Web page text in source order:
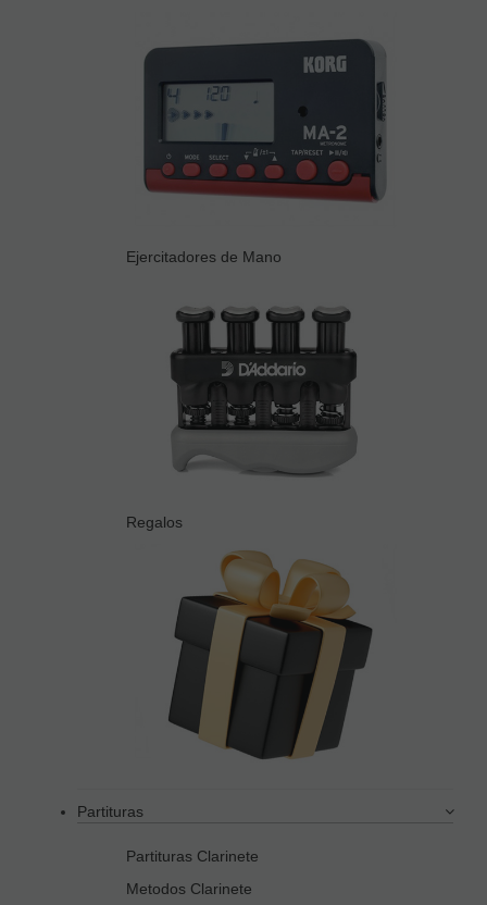
Ejercitadores de Mano
Regalos
Partituras
Partituras Clarinete
Metodos Clarinete